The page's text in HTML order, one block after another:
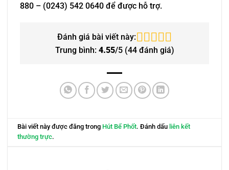
880 – (0243) 542 0640 để được hỗ trợ.
Đánh giá bài viết này:
Trung bình: 4.55/5 (44đánh giá)
Bài viết này được đăng trong Hút Bể Phốt. Đánh dấu liên kết
thường trực.